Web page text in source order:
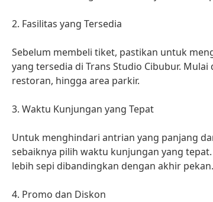
2. Fasilitas yang Tersedia
Sebelum membeli tiket, pastikan untuk
yang tersedia di Trans Studio Cibubur.
restoran, hingga area parkir.
3. Waktu Kunjungan yang Tepat
Untuk menghindari antrian yang panjang
sebaiknya pilih waktu kunjungan yang
lebih sepi dibandingkan dengan akhir pekan.
4. Promo dan Diskon